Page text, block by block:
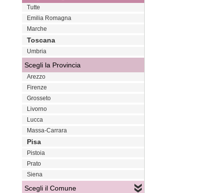
Tutte
Emilia Romagna
Marche
Toscana
Umbria
Scegli la Provincia
Arezzo
Firenze
Grosseto
Livorno
Lucca
Massa-Carrara
Pisa
Pistoia
Prato
Siena
Scegli il Comune